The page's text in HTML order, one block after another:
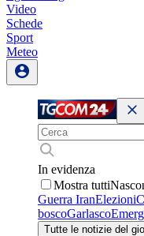
Video
Schede
Sport
Meteo
In evidenza
Mostra tutti
Guerra IranElezioni
boscoGarlasco
Tutte le notizie del